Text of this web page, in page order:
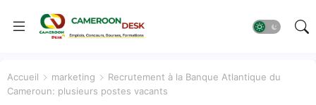
Accueil marketing
Recrutement à la Banque Atlantique du
Cameroun: plusieurs postes vacants